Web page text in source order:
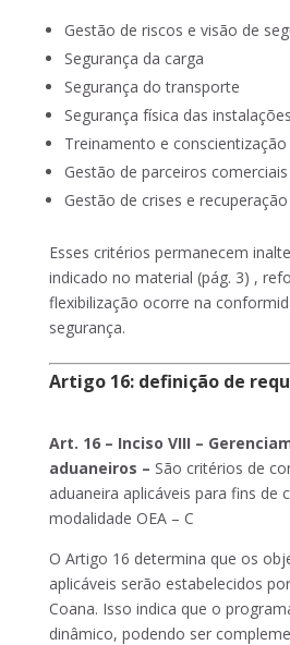
Gestão de riscos e visão de
Segurança da carga
Segurança do transporte
Segurança física das instalações
Treinamento e conscientização
Gestão de parceiros comerciais
Gestão de crises e
Esses critérios permanecem
indicado no material (pág. 3) ,
flexibilização ocorre na
segurança.
Artigo 16: definição de
Art. 16 – Inciso VIII –
aduaneiros – São critérios de
aduaneira aplicáveis para fins de
modalidade OEA – C
O Artigo 16 determina que os
aplicáveis serão estabelecidos
Coana. Isso indica que o
dinâmico, podendo ser